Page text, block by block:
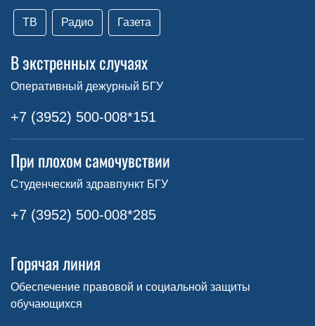
ТВ Радио Газета
В экстренных случаях
Оперативный дежурный БГУ
+7 (3952) 500-008*151
При плохом самочувствии
Студенческий здравпункт БГУ
+7 (3952) 500-008*285
Горячая линия
Обеспечение правовой и социальной защиты
обучающихся